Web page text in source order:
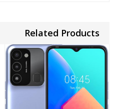
Related Products